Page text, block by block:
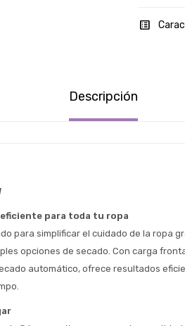
Descripción
para toda tu ropa
para simplificar el cuidado de la ropa
opciones de secado. Con carga
automático, ofrece resultados
Estimado/a